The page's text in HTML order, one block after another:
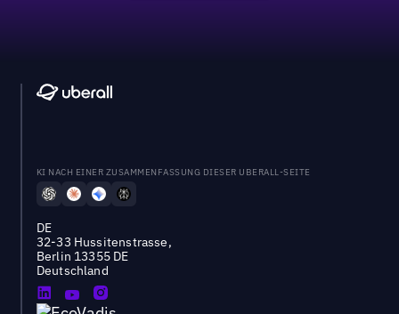
KI NACH EINER ZUSAMMENFASSUNG DIESER UBERALL-SEITE
DE
32-33 Hussitenstrasse,
Berlin 13355 DE
Deutschland